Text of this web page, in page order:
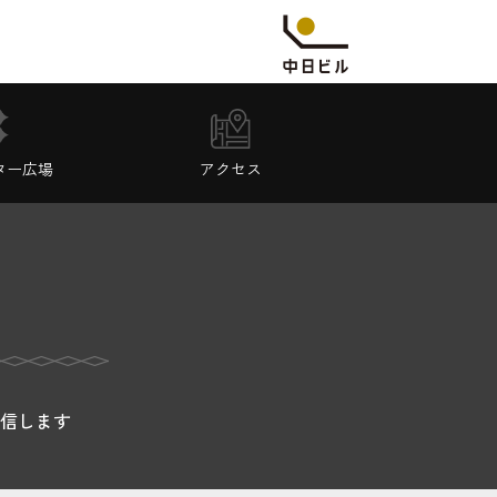
ー広場 アクセス
します